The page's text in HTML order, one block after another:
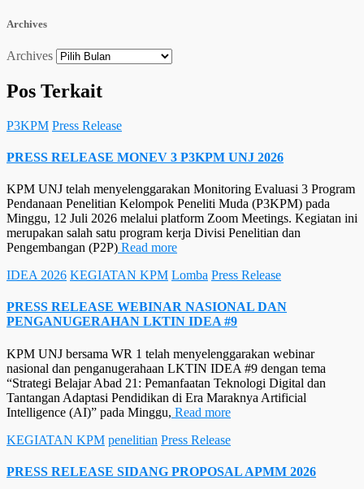
Archives
Archives
Pos Terkait
P3KPM Press Release
PRESS RELEASE MONEV 3 P3KPM UNJ 2026
KPM UNJ telah menyelenggarakan Monitoring Evaluasi 3 Program
Pendanaan Penelitian Kelompok Peneliti Muda (P3KPM) pada
Minggu, 12 Juli 2026 melalui platform Zoom Meetings. Kegiatan ini
merupakan salah satu program kerja Divisi Penelitian dan
Pengembangan (P2P) Read more
IDEA 2026 KEGIATAN KPM Lomba Press Release
PRESS RELEASE WEBINAR NASIONAL DAN
PENGANUGERAHAN LKTIN IDEA #9
KPM UNJ bersama WR 1 telah menyelenggarakan webinar
nasional dan penganugerahaan LKTIN IDEA #9 dengan tema
“Strategi Belajar Abad 21: Pemanfaatan Teknologi Digital dan
Tantangan Adaptasi Pendidikan di Era Maraknya Artificial
Intelligence (AI)” pada Minggu, Read more
KEGIATAN KPM penelitian Press Release
PRESS RELEASE SIDANG PROPOSAL APMM 2026